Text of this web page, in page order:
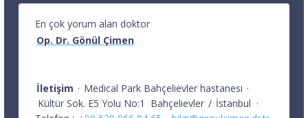
En çok yorum alan doktor
Op. Dr. Gönül Çimen
İletişim · Medical Park Bahçelievler hastanesi ·
Kültür Sok. E5 Yolu No:1
Bahçelievler / İstanbul ·